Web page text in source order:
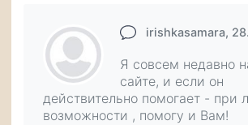
irishkasamara,
Я совсем недавно
сайте, и если он
действительно помогает - при
возможности , помогу и Вам!